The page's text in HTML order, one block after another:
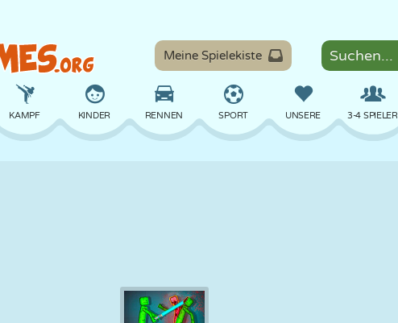
Meine Spielekiste
KAMPF KINDER RENNEN SPORT UNSERE 3-4 SPIELER
MONSTER